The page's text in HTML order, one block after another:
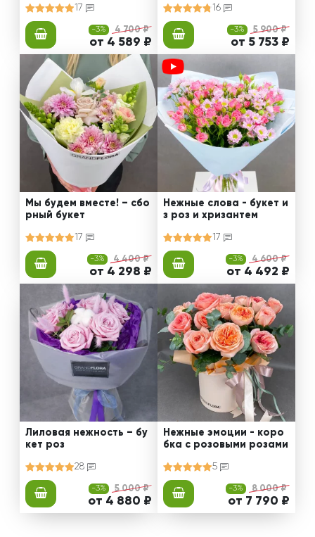
17
-3% 4 700 ₽
от 4 589 ₽
16
-3% 5 900 ₽
от 5 753 ₽
Мы будем вместе! – сбо
рный букет
17
-3% 4 400 ₽
от 4 298 ₽
Нежные слова - букет и
з роз и хризантем
17
-3% 4 600 ₽
от 4 492 ₽
Лиловая нежность – бу
кет роз
28
-3% 5 000 ₽
от 4 880 ₽
Нежные эмоции - коро
бка с розовыми розами
5
-3% 8 000 ₽
от 7 790 ₽